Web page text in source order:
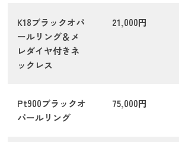
K18ブラックオパ
ールリング＆メ
レダイヤ付きネ
ックレス
21,000円
Pt900ブラックオ
パールリング
75,000円